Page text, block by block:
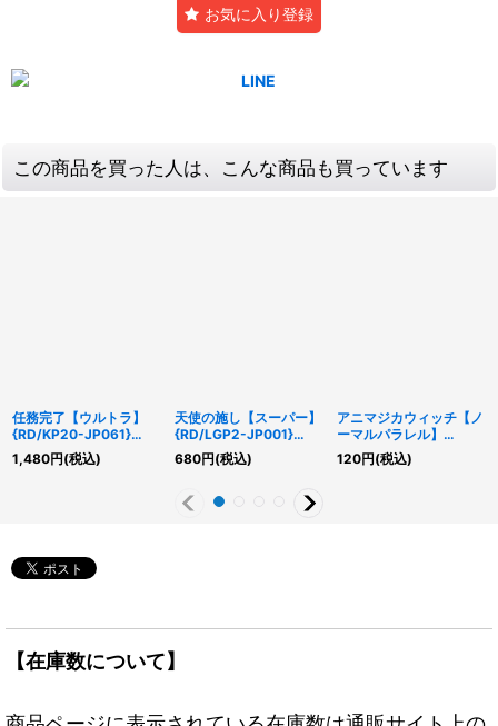
お気に入り登録
この商品を買った人は、こんな商品も買っています
任務完了【ウルトラ】
{RD/KP20-JP061}
《RD罠》
1,480円(税込)
天使の施し【スーパー】
{RD/LGP2-JP001}
《RD魔法》
680円(税込)
アニマジカウィッチ【ノ
ーマルパラレル】
{RD/TB02-JP070}
《RDモンスター》
120円(税込)
【在庫数について】